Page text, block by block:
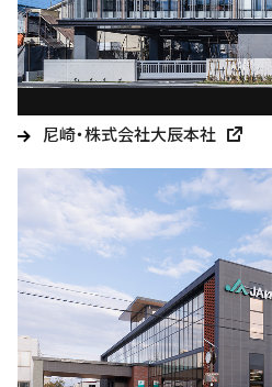
尼崎・株式会社大辰本社